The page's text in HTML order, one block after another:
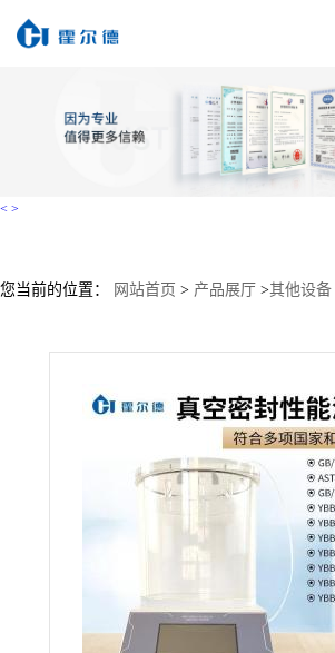
< >
您当前的位置： 网站首页 > 产品展厅 >其他设备